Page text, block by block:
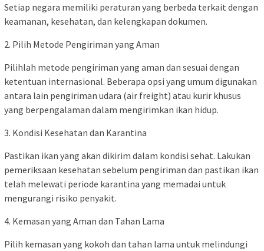
Setiap negara memiliki peraturan yang berbeda terkait dengan
keamanan, kesehatan, dan kelengkapan dokumen.
2. Pilih Metode Pengiriman yang Aman
Pilihlah metode pengiriman yang aman dan sesuai dengan
ketentuan internasional. Beberapa opsi yang umum digunakan
antara lain pengiriman udara (air freight) atau kurir khusus
yang berpengalaman dalam mengirimkan ikan hidup.
3. Kondisi Kesehatan dan Karantina
Pastikan ikan yang akan dikirim dalam kondisi sehat. Lakukan
pemeriksaan kesehatan sebelum pengiriman dan pastikan ikan
telah melewati periode karantina yang memadai untuk
mengurangi risiko penyakit.
4. Kemasan yang Aman dan Tahan Lama
Pilih kemasan yang kokoh dan tahan lama untuk melindungi